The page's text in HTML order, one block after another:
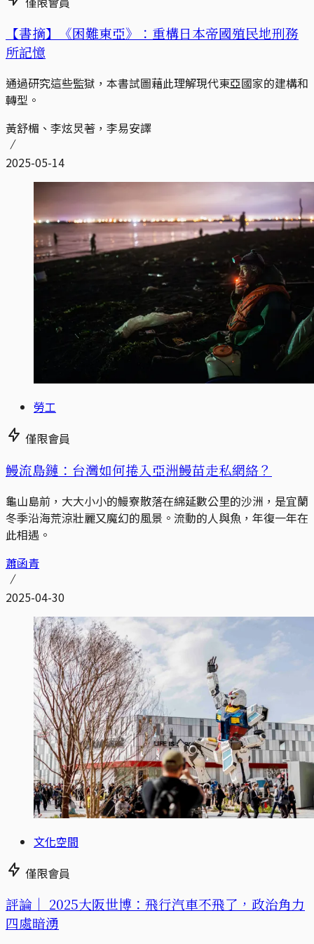
【書摘】《困難東亞》：重構日本帝國殖民地刑務
所記憶
通過研究這些監獄，本書試圖藉此理解現代東亞國家的建構和
轉型。
黃舒楣、李炫炅著，李易安譯
2025-05-14
勞工
僅限會員
鰻流島鏈：台灣如何捲入亞洲鰻苗走私網絡？
龜山島前，大大小小的鰻寮散落在綿延數公里的沙洲，是宜蘭
冬季沿海荒涼壯麗又魔幻的風景。流動的人與魚，年復一年在
此相遇。
蕭函青
2025-04-30
文化空間
僅限會員
評論｜ 2025大阪世博：飛行汽車不飛了，政治角力
四處暗湧